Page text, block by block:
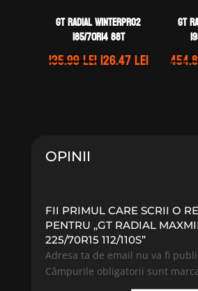
GT Radial WINTERPRO2
185/70R14 88T
135.99leiPrețul
126.47leiPrețul
GT
OPINII
FII PRIMUL CARE SCRII O
PENTRU „GT RADIAL
225/70R15 112/110S”
Adresa ta de email nu va fi
Câmpurile obligatorii sunt